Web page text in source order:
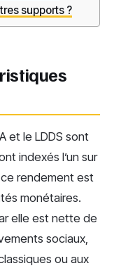
supports ?
et le LDDS sont
indexés l’un sur
, ce rendement est
monétaires.
elle est nette de
sociaux,
ou aux